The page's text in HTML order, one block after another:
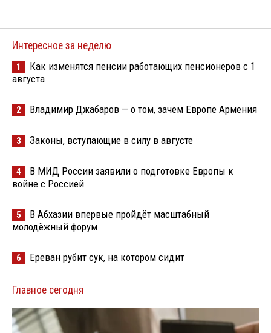
Интересное за неделю
1
Как изменятся пенсии работающих пенсионеров с 1
августа
2 Владимир Джабаров — о том, зачем Европе Армения
3 Законы, вступающие в силу в августе
4
В МИД России заявили о подготовке Европы к
войне с Россией
5
В Абхазии впервые пройдёт масштабный
молодёжный форум
6 Ереван рубит сук, на котором сидит
Главное сегодня